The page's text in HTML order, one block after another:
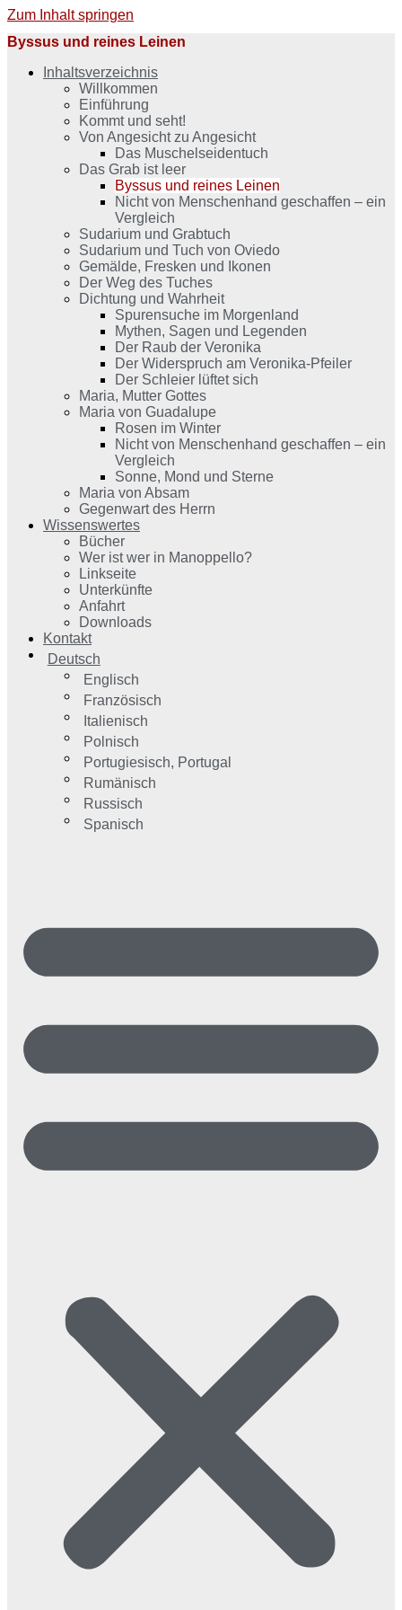
Zum Inhalt springen
Byssus und reines Leinen
Inhaltsverzeichnis
Willkommen
Einführung
Kommt und seht!
Von Angesicht zu Angesicht
Das Muschelseidentuch
Das Grab ist leer
Byssus und reines Leinen
Nicht von Menschenhand geschaffen – ein
Vergleich
Sudarium und Grabtuch
Sudarium und Tuch von Oviedo
Gemälde, Fresken und Ikonen
Der Weg des Tuches
Dichtung und Wahrheit
Spurensuche im Morgenland
Mythen, Sagen und Legenden
Der Raub der Veronika
Der Widerspruch am Veronika-Pfeiler
Der Schleier lüftet sich
Maria, Mutter Gottes
Maria von Guadalupe
Rosen im Winter
Nicht von Menschenhand geschaffen – ein
Vergleich
Sonne, Mond und Sterne
Maria von Absam
Gegenwart des Herrn
Wissenswertes
Bücher
Wer ist wer in Manoppello?
Linkseite
Unterkünfte
Anfahrt
Downloads
Kontakt
Deutsch
Englisch
Französisch
Italienisch
Polnisch
Portugiesisch, Portugal
Rumänisch
Russisch
Spanisch